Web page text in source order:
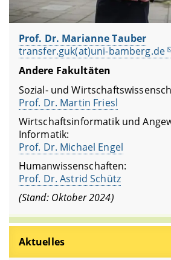
Prof. Dr. Marianne Tauber
transfer.guk(at)uni-bamberg.de
Andere Fakultäten
Sozial- und
Prof. Dr. Martin Friesl
Wirtschaftsinformatik und
Informatik:
Prof. Dr. Michael Engel
Humanwissenschaften:
Prof. Dr. Astrid Schütz
(Stand: Oktober 2024)
Aktuelles